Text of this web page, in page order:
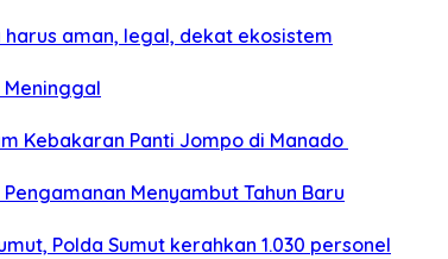
harus aman, legal, dekat ekosistem
Meninggal
Kebakaran Panti Jompo di Manado
Menyambut Tahun Baru
Polda Sumut kerahkan 1.030 personel